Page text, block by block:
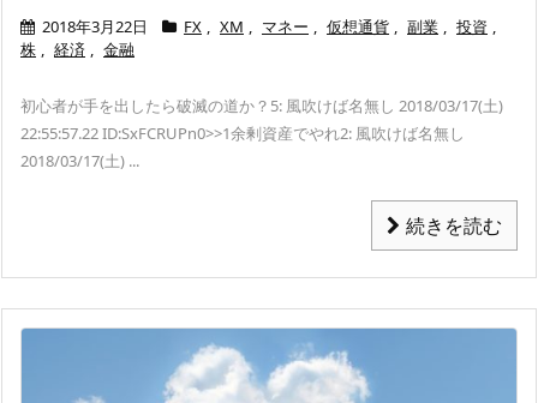
2018年3月22日 FX , XM , マネー , 仮想通貨 , 副業 , 投資 ,
株 , 経済 , 金融
初心者が手を出したら破滅の道か？ 5: 風吹けば名無し 2018/03/17(土)
22:55:57.22 ID:SxFCRUPn0>>1余剰資産でやれ2: 風吹けば名無し
2018/03/17(土) ...
続きを読む